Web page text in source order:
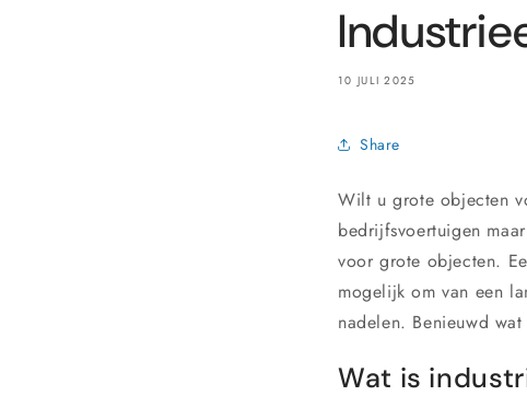
10 JULI 2025
Share
Wilt u grote objecten
bedrijfsvoertuigen
voor grote objecten.
mogelijk om van een
nadelen. Benieuwd
Wat is